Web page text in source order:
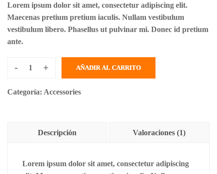
Lorem ipsum dolor sit amet, consectetur adipiscing elit.
Maecenas pretium pretium iaculis. Nullam vestibulum
vestibulum libero. Phasellus ut pulvinar mi. Donec id pretium
ante.
- + AÑADIR AL CARRITO
Categoría: Accessories
Descripción Valoraciones (1)
Lorem ipsum dolor sit amet, consectetur adipiscing